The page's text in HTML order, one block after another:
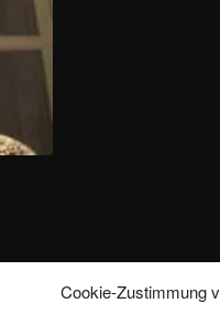
Cookie-Zustimmung